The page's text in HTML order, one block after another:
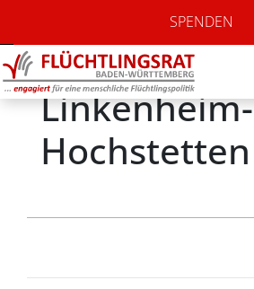
SPENDEN
Arbeitskreis
Integration
Linkenheim-
Hochstetten